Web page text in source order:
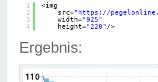
1
2
3
4
<img
src=" https://
width="925"
height="220" />
Ergebnis: